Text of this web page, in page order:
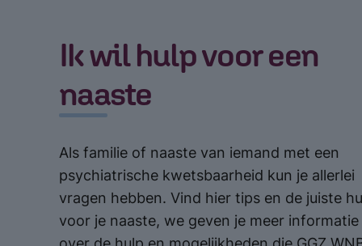
Ik wil hulp voor een
naaste
Als familie of naaste van iemand met een
psychiatrische kwetsbaarheid kun je allerlei
vragen hebben. Vind hier tips en de juiste
voor je naaste, we geven je meer informatie